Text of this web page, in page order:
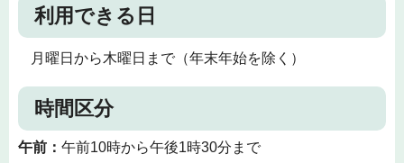
利用できる日
月曜日から木曜日まで（年末年始を除く）
時間区分
午前： 午前10時から午後1時30分まで